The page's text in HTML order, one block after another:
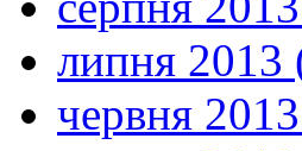
липня 2013
червня